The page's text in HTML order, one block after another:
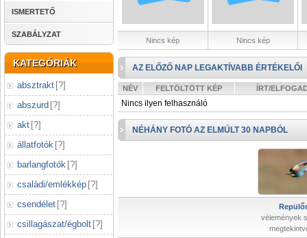
ISMERTETŐ
SZABÁLYZAT
KATEGÓRIÁK
absztrakt [?]
abszurd [?]
akt [?]
állatfotók [?]
barlangfotók [?]
családi/emlékkép [?]
csendélet [?]
csillagászat/égbolt [?]
Nincs kép Nincs kép
AZ ELŐZŐ NAP LEGAKTÍVABB ÉRTÉKELŐI
NÉV FELTÖLTÖTT KÉP ÍRT/
Nincs ilyen felhasználó
NÉHÁNY FOTÓ AZ ELMÚLT 30 NAPBÓL
vélemények